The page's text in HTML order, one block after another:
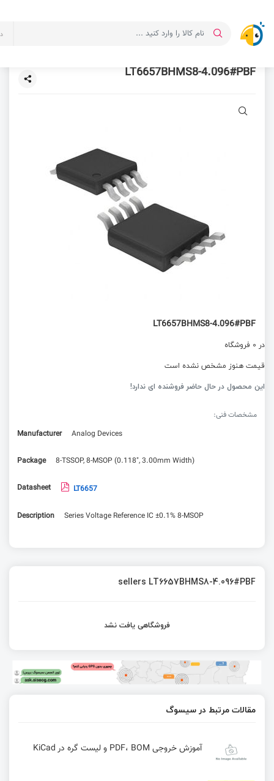
LT6657BHMS8-4.096#PBF
LT6657BHMS8-4.096#PBF
در 0 فروشگاه
قیمت هنوز مشخص نشده است
این محصول در حال حاضر فروشنده ای ندارد!
مشخصات فنی:
Manufacturer
Analog Devices
Package 8-TSSOP, 8-MSOP (0.118", 3.00mm Width)
Datasheet LT6657
Description Series Voltage Reference IC ±0.1% 8-MSOP
sellers LT6657BHMS8-4.096#PBF
فروشگاهی یافت نشد
مقالات مرتبط در سیسوگ
آموزش خروجی PDF، BOM و لیست گره در KiCad